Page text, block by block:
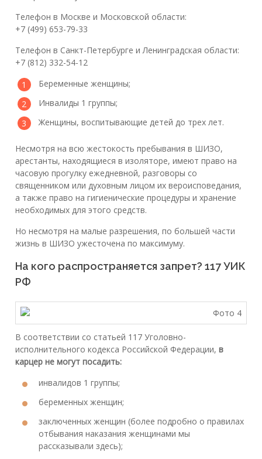
Телефон в Москве и Московской области:
+7 (499) 653-79-33
Телефон в Санкт-Петербурге и Ленинградская области:
+7 (812) 332-54-12
Беременные женщины;
Инвалиды 1 группы;
Женщины, воспитывающие детей до трех лет.
Несмотря на всю жестокость пребывания в ШИЗО,
арестанты, находящиеся в изоляторе, имеют право на
часовую прогулку ежедневной, разговоры со
священником или духовным лицом их вероисповедания,
а также право на гигиенические процедуры и хранение
необходимых для этого средств.
Но несмотря на малые разрешения, по большей части
жизнь в ШИЗО ужесточена по максимуму.
На кого распространяется запрет? 117 УИК
РФ
В соответствии со статьей 117 Уголовно-
исполнительного кодекса Российской Федерации, в
карцер не могут посадить:
инвалидов 1 группы;
беременных женщин;
заключенных женщин (более подробно о правилах
отбывания наказания женщинами мы
рассказывали здесь);